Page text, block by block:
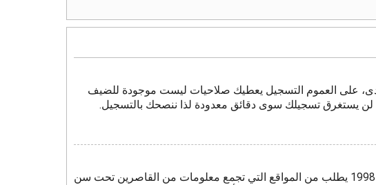
على العموم التسجيل يعطيك صلاحيات ليست موجودة للضيف
لن يستغرق تسجيلك سوى دقائق معدودة لذا ننصحك بالتسجيل.
COPPA، أو قانون حماية خصوصية الأطفال على الويب هو قانون في الولايات المتحدة الأمريكية صدر في عام 1998 يطلب من المواقع التي تجمع معلومات من القاصرين تحت سن